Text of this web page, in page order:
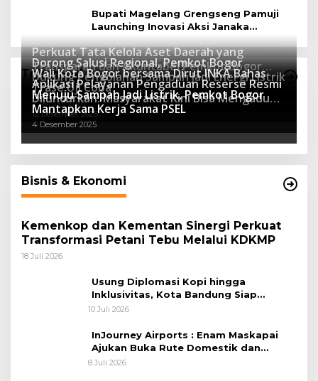
Bupati Magelang Grengseng Pamuji
Launching Inovasi Aksi Janaka
Program Sekolah Adiwiyata
Teknologi
Perkuat Tata Kelola Aset Daerah yang
Transparan dan Akuntabel Pemkot Bogor
Luncurkan SIMASDA
8 Juli 2026
Dorong Salusi Regional, Pemkot Bogor
Dukung Pengolahan Sampah Jadi Energi Listrik
8 April 2026
Wali Kota Bogor bersama Dirut INKA Bahas
Trase Uji Coba
7 Januari 2026
Aplikasi Pelayanan Pengaduan Reserse Resmi
Diluncurkan: Masyarakat Kini Bisa Mengadu
Lebih Cepat, Mudah, dan Terintegrasi
12 Desember 2025
Menuju Sampah Jadi Listrik, Pemkot Bogor
Mantapkan Kerja Sama PSEL
4 Desember 2025
Bisnis & Ekonomi
Kemenkop dan Kementan Sinergi Perkuat
Transformasi Petani Tebu Melalui KDKMP
18 Juli 2026
Usung Diplomasi Kopi hingga
Inklusivitas, Kota Bandung Siap
Sambut 25 Duta Besar di Festival Asia
10 Juli 2026
InJourney Airports : Enam Maskapai
Ajukan Buka Rute Domestik dan
Internasional dari Bandara Husein
8 Juli 2026